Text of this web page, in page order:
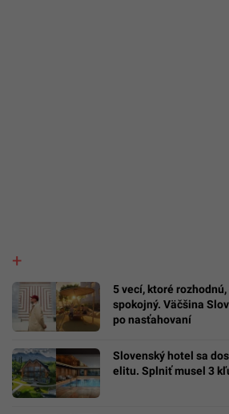
5 vecí, ktoré
spokojný. Väčšina
po nasťahovaní
Slovenský hotel sa
elitu. Splniť musel 3